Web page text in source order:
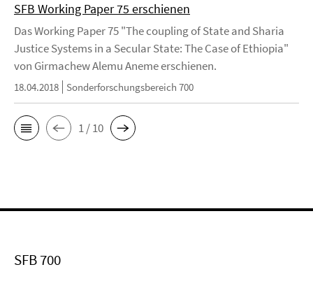
SFB Working Paper 75 erschienen
Das Working Paper 75 "The coupling of State and Sharia
Justice Systems in a Secular State: The Case of Ethiopia"
von Girmachew Alemu Aneme erschienen.
18.04.2018 Sonderforschungsbereich 700
1 / 10
SFB 700